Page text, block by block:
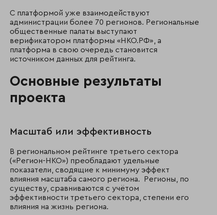
С платформой уже взаимодействуют
администрации более 70 регионов. Региональные
общественные палаты выступают
верификатором платформы «НКО.РФ», а
платформа в свою очередь становится
источником данных для рейтинга.
Основные результаты
проекта
Масштаб или эффективность
В региональном рейтинге третьего сектора
(«Регион-НКО») преобладают удельные
показатели, сводящие к минимуму эффект
влияния масштаба самого региона. Регионы, по
существу, сравниваются с учётом
эффективности третьего сектора, степени его
влияния на жизнь региона.